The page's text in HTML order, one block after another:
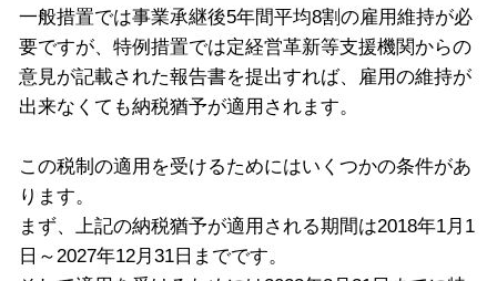
一般措置では事業承継後5年間平均8割の雇用維持が必
要ですが、特例措置では定経営革新等支援機関からの
意見が記載された報告書を提出すれば、雇用の維持が
出来なくても納税猶予が適用されます。
この税制の適用を受けるためにはいくつかの条件があ
ります。
まず、上記の納税猶予が適用される期間は2018年1月1
日～2027年12月31日までです。